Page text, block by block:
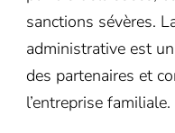
sanctions sévères.
administrative est
des partenaires et
l’entreprise familiale.